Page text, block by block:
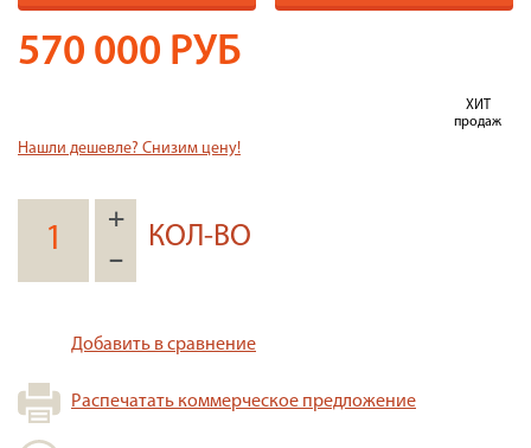
570 000 РУБ
ХИТ
продаж
Нашли дешевле? Снизим цену!
+
–
КОЛ-ВО
Добавить в сравнение
Распечатать коммерческое предложение